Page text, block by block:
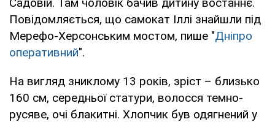
Повідомляється, що самокат Іллі знайшли під
Мерефо-Херсонським мостом, пише "Дніпро
оперативний".
На вигляд зниклому 13 років, зріст – близько
160 см, середньої статури, волосся темно-
русяве, очі блакитні. Хлопчик був одягнений у